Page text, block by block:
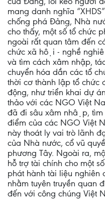
mang danh nghĩa
chống phá Đảng, Nhà
cho thấy, một số tổ chức
ngoài rất quan tâm đến
chức xã hội - nghề
và tìm cách xâm nhập,
chuyển hóa dần các tổ
thời cơ thành lập tổ chức
động, như triển khai dự
thảo với các NGO Việt
đã đi sâu xâm nhập, tìm
điểm của các NGO Việt
này thoát ly vai trò lãnh
của Nhà nước, cổ vũ
phương Tây. Ngoài ra,
hỗ trợ tài chính cho một
phát hành tài liệu nghiên
nhằm tuyên truyền quan
đến với công chúng Việt